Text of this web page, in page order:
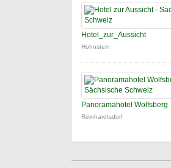
Hotel_zur_Aussicht
Hohnstein
Panoramahotel Wolfsberg
Reinhardtsdorf